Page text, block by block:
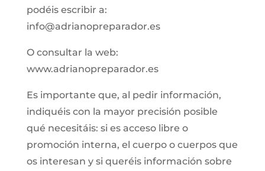
podéis escribir a:
info@adrianopreparador.es
O consultar la web:
www.adrianopreparador.es
Es importante que, al pedir información,
indiquéis con la mayor precisión posible
qué necesitáis: si es acceso libre o
promoción interna, el cuerpo o cuerpos que
os interesan y si queréis información sobre